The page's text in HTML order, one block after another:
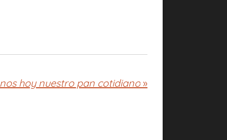
hoy nuestro pan cotidiano »